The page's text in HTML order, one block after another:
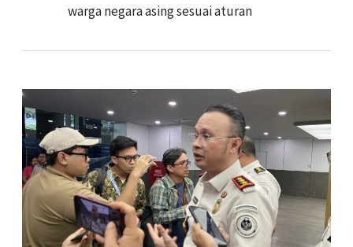
warga negara asing sesuai aturan